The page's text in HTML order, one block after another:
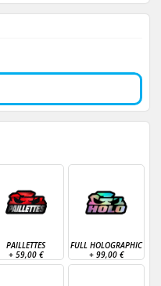
PAILLETTES
+ 59,00 €
FULL HOLOGRAPHIC
+ 99,00 €